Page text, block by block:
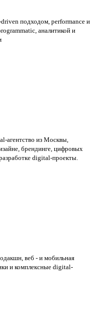
подходом, performance и
аналитикой и
из Москвы,
брендинге, цифровых
digital‑проекты.
веб - и мобильная
и комплексные digital-